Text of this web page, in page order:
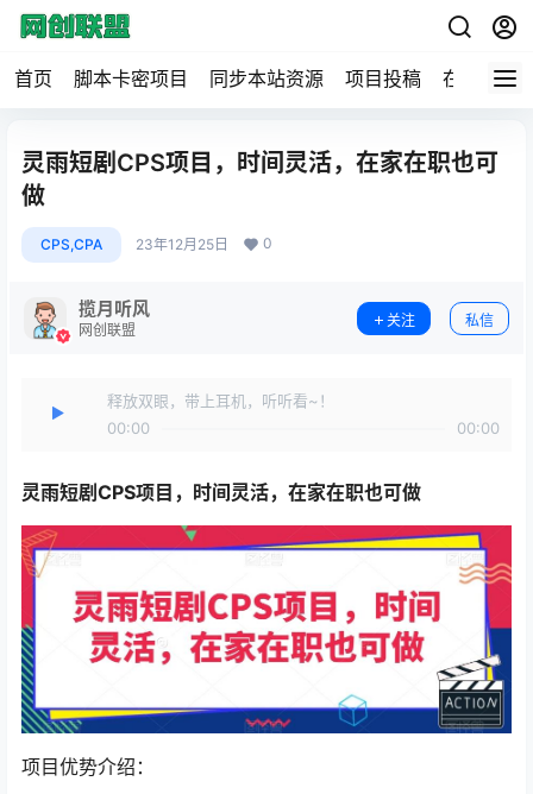
首页 脚本卡密项目 同步本站资源 项目投稿 在线工具
灵雨短剧CPS项目，时间灵活，在家在职也可
做
CPS,CPA 23年12月25日 0
揽月听风
网创联盟
关注 私信
释放双眼，带上耳机，听听看~！
00:00
00:00
灵雨短剧CPS项目 ，时间灵活，在家在职也可做
项目优势介绍：